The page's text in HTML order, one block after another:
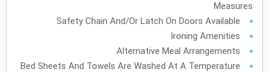
حالأحد نالاثنينث الثلاثاءرالأربعاءخالخميس
Measures
Safety Chain And/or Latch On Doors Available
Ironing Amenities
Alternative Meal Arrangements
Bed Sheets And Towels Are Washed At A Temperature